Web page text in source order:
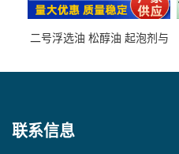
二号浮选油 松醇油 起泡剂与
联系信息